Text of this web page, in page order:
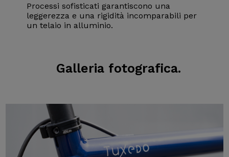
Processi sofisticati garantiscono una
leggerezza e una rigidità incomparabili per
un telaio in alluminio.
Galleriafotografica.